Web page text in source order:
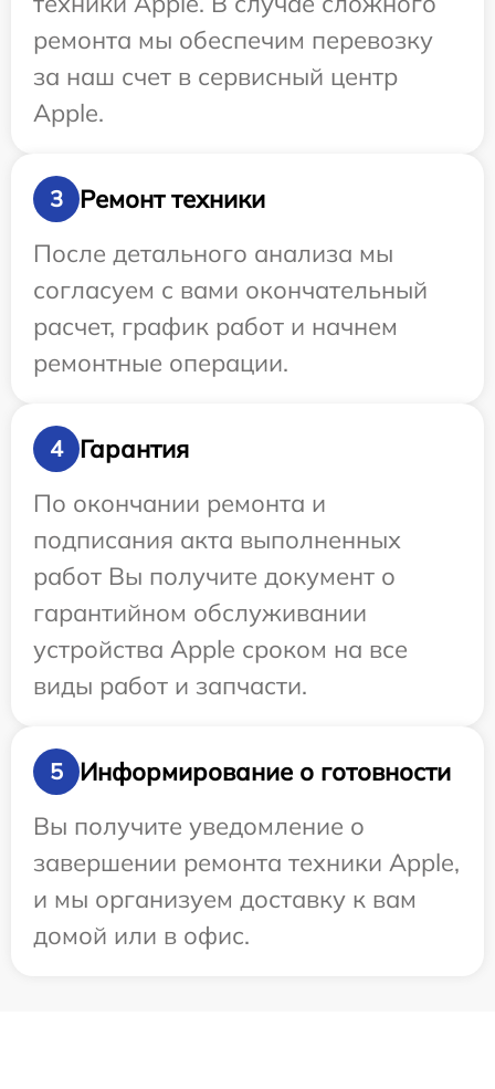
ремонта мы обеспечим перевозку
за наш счет в сервисный центр
Apple.
3
Ремонт техники
После детального анализа мы
согласуем с вами окончательный
расчет, график работ и начнем
ремонтные операции.
4
Гарантия
По окончании ремонта и
подписания акта выполненных
работ Вы получите документ о
гарантийном обслуживании
устройства Apple сроком на все
виды работ и запчасти.
5
Информирование о готовности
Вы получите уведомление о
завершении ремонта техники Apple,
и мы организуем доставку к вам
домой или в офис.